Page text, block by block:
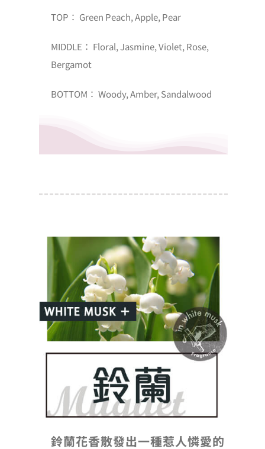
TOP： Green Peach, Apple, Pear
MIDDLE： Floral, Jasmine, Violet, Rose,
Bergamot
BOTTOM： Woody, Amber, Sandalwood
鈴蘭花香散發出一種惹人憐愛的